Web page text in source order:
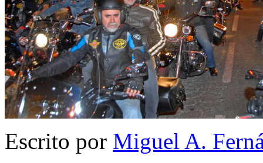
Escrito por Miguel A.